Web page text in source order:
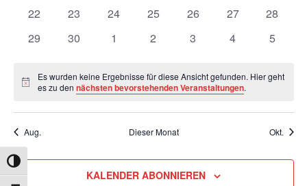
UMSCHALTEN AUF HOHE KONTRASTE
0
22
0
23
0
24
0
25
0
26
0
27
0
28
0
29
0
30
0
1
0
2
0
3
0
4
0
5
Hinweis
Es wurden keine Ergebnisse für diese Ansicht gefunden. Hier geht
es zu dennächsten bevorstehenden Veranstaltungen.
Aug. Dieser Monat Okt.
KALENDER ABONNIEREN